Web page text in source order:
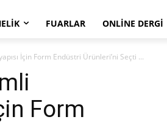
FUARLAR ONLINE DERGI
İçin Form Endüstri Ürünleri’ni Seçti ...
Form